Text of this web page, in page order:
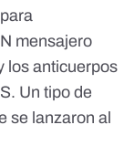
mensajero
los anticuerpos
Un tipo de
se lanzaron al